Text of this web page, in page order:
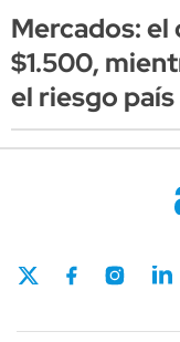
Mercados:
$1.500,
el riesgo